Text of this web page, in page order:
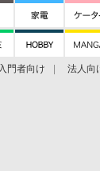
門者向け 法人向